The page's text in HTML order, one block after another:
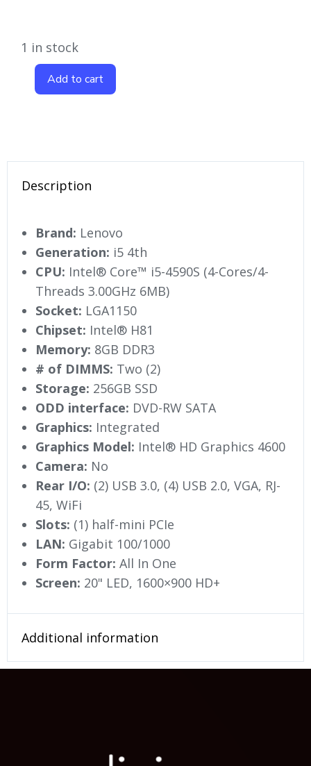
1 in stock
Add to cart
Description
Brand: Lenovo
Generation: i5 4th
CPU: Intel® Core™ i5-4590S (4-Cores/4-
Threads 3.00GHz 6MB)
Socket: LGA1150
Chipset: Intel® H81
Memory: 8GB DDR3
# of DIMMS: Two (2)
Storage: 256GB SSD
ODD interface: DVD-RW SATA
Graphics: Integrated
Graphics Model: Intel® HD Graphics 4600
Camera: No
Rear I/O: (2) USB 3.0, (4) USB 2.0, VGA, RJ-
45, WiFi
Slots: (1) half-mini PCIe
LAN: Gigabit 100/1000
Form Factor: All In One
Screen: 20" LED, 1600×900 HD+
Additional information